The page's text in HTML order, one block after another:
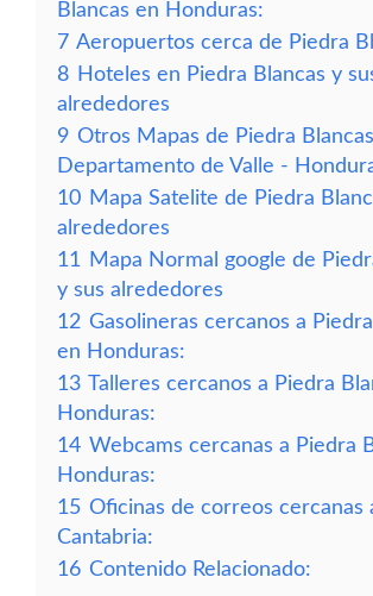
Blancas en Honduras:
7 Aeropuertos cerca de Piedra
8 Hoteles en Piedra Blancas y
alrededores
9 Otros Mapas de Piedra
Departamento de Valle -
10 Mapa Satelite de Piedra
alrededores
11
Mapa Normal google de
y sus alrededores
12 Gasolineras cercanos a
en Honduras:
13 Talleres cercanos a Piedra
Honduras:
14 Webcams cercanas a Piedra
Honduras:
15 Oficinas de correos cercanas
Cantabria:
16 Contenido Relacionado: